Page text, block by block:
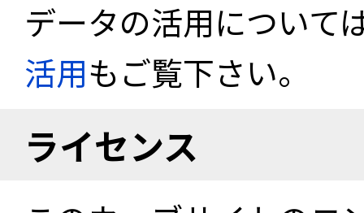
データの活用について
活用もご覧下さい。
ライセンス